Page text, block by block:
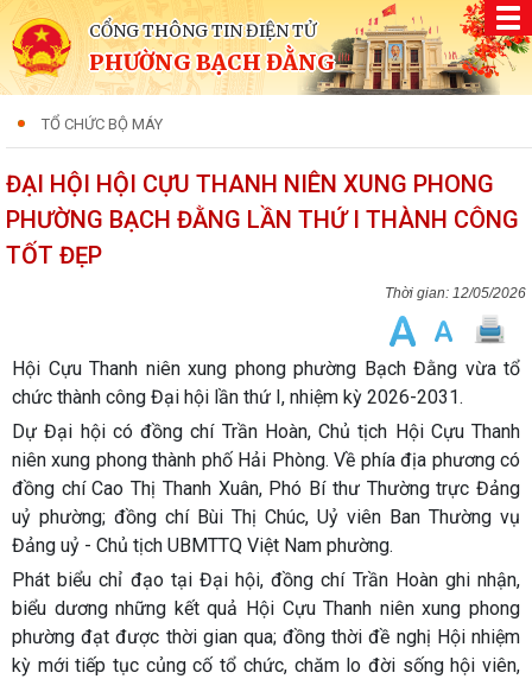
CỔNG THÔNG TIN ĐIỆN TỬ
PHƯỜNG BẠCH ĐẰNG
TỔ CHỨC BỘ MÁY
ĐẠI HỘI HỘI CỰU THANH NIÊN XUNG PHONG
PHƯỜNG BẠCH ĐẰNG LẦN THỨ I THÀNH CÔNG
TỐT ĐẸP
12/05/2026
Hội Cựu Thanh niên xung phong phường Bạch Đằng vừa tổ
chức thành công Đại hội lần thứ I, nhiệm kỳ 2026-2031.
Dự Đại hội có đồng chí Trần Hoàn, Chủ tịch Hội Cựu Thanh
niên xung phong thành phố Hải Phòng. Về phía địa phương có
đồng chí Cao Thị Thanh Xuân, Phó Bí thư Thường trực Đảng
uỷ phường; đồng chí Bùi Thị Chúc, Uỷ viên Ban Thường vụ
Đảng uỷ - Chủ tịch UBMTTQ Việt Nam phường.
Phát biểu chỉ đạo tại Đại hội, đồng chí Trần Hoàn ghi nhận,
biểu dương những kết quả Hội Cựu Thanh niên xung phong
phường đạt được thời gian qua; đồng thời đề nghị Hội nhiệm
kỳ mới tiếp tục củng cố tổ chức, chăm lo đời sống hội viên,